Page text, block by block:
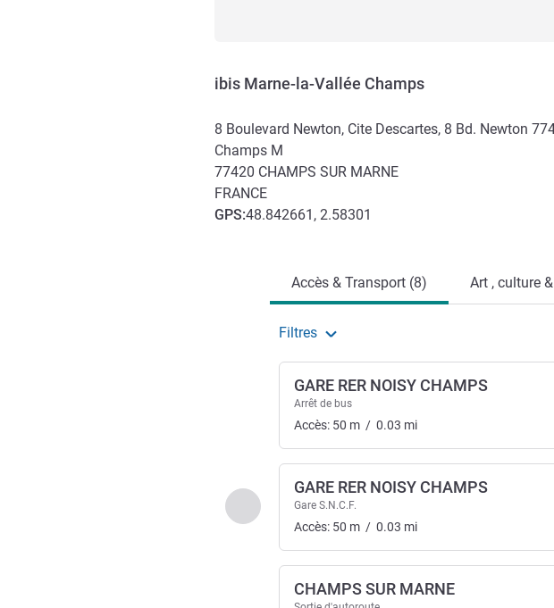
ibis Marne-la-Vallée Champs
8 Boulevard Newton, Cite Descartes, 8 Bd. Newton
Champs M
77420 CHAMPS SUR MARNE
FRANCE
GPS:48.842661, 2.58301
Accès & Transport (8) Art , culture
Filtres
Précédent - Accès & Transport
GARE RER NOISY CHAMPS
Arrêt de bus
Accès: 50 m / 0.03 mi
GARE RER NOISY CHAMPS
Gare S.N.C.F.
Accès: 50 m / 0.03 mi
CHAMPS SUR MARNE